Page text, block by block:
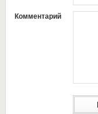
Комментарий